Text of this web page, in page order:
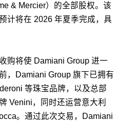
& Mercier）的全部股权。该
计将在 2026 年夏季完成，具
购将使 Damiani Group 进一
，Damiani Group 旗下已拥有
等珠宝品牌，以及总部
Venini，同时还运营意大利
。通过此次交易，Damiani